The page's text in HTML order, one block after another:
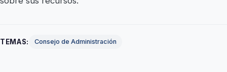
TEMAS: Consejo de Administración